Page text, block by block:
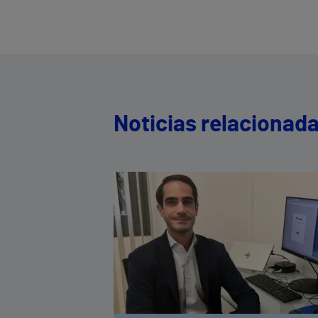
Noticias